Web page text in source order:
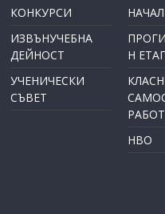
КОНКУРСИ
ИЗВЪНУЧЕБНА
ДЕЙНОСТ
УЧЕНИЧЕСКИ
СЪВЕТ
Н
НВО